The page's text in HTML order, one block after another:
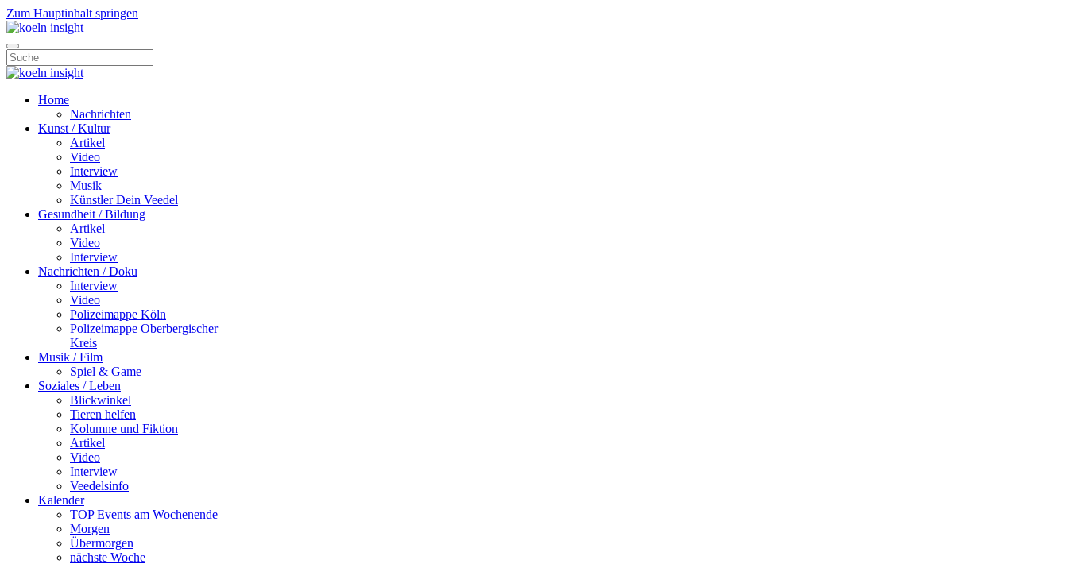
Zum Hauptinhalt springen
Home
Nachrichten
Kunst / Kultur
Artikel
Video
Interview
Musik
Künstler Dein Veedel
Gesundheit / Bildung
Artikel
Video
Interview
Nachrichten / Doku
Interview
Video
Polizeimappe Köln
Polizeimappe Oberbergischer
Kreis
Musik / Film
Spiel & Game
Soziales / Leben
Blickwinkel
Tieren helfen
Kolumne und Fiktion
Artikel
Video
Interview
Veedelsinfo
Kalender
TOP Events am Wochenende
Morgen
Übermorgen
nächste Woche